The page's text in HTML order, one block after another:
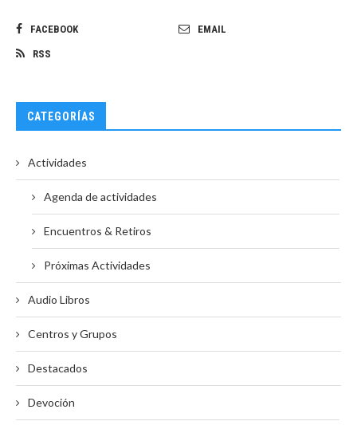
FACEBOOK EMAIL
RSS
CATEGORÍAS
Actividades
Agenda de actividades
Encuentros & Retiros
Próximas Actividades
Audio Libros
Centros y Grupos
Destacados
Devoción